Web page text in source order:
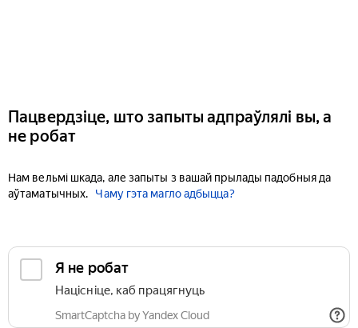
Пацвердзіце, што запыты адпраўлялі вы, а
не робат
Нам вельмі шкада, але запыты з вашай прылады падобныя да
аўтаматычных.
Чаму гэта магло адбыцца?
Я не робат
Націсніце, каб працягнуць
SmartCaptcha by Yandex Cloud